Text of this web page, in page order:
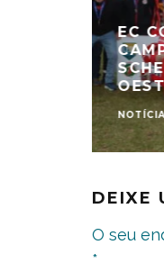
EC
DEIXE
O seu
*